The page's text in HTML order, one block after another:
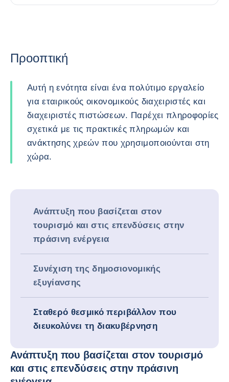
Προοπτική
Αυτή η ενότητα είναι ένα πολύτιμο εργαλείο
για εταιρικούς οικονομικούς διαχειριστές και
διαχειριστές πιστώσεων. Παρέχει πληροφορίες
σχετικά με τις πρακτικές πληρωμών και
ανάκτησης χρεών που χρησιμοποιούνται στη
χώρα.
Ανάπτυξη που βασίζεται στον
τουρισμό και στις επενδύσεις στην
πράσινη ενέργεια
Συνέχιση της δημοσιονομικής
εξυγίανσης
Σταθερό θεσμικό περιβάλλον που
διευκολύνει τη διακυβέρνηση
Ανάπτυξη που βασίζεται στον τουρισμό
και στις επενδύσεις στην πράσινη